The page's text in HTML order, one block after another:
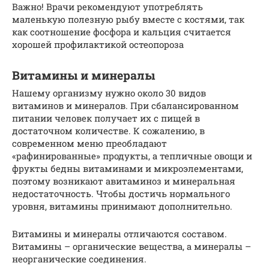
Важно! Врачи рекомендуют употреблять
маленькую полезную рыбу вместе с костями, так
как соотношение фосфора и кальция считается
хорошей профилактикой остеопороза
Витамины и минералы
Нашему организму нужно около 30 видов
витаминов и минералов. При сбалансированном
питании человек получает их с пищей в
достаточном количестве. К сожалению, в
современном меню преобладают
«рафинированные» продукты, а тепличные овощи и
фрукты бедны витаминами и микроэлементами,
поэтому возникают авитаминоз и минеральная
недостаточность. Чтобы достичь нормального
уровня, витамины принимают дополнительно.
Витамины и минералы отличаются составом.
Витамины – органические вещества, а минералы –
неорганические соединения.